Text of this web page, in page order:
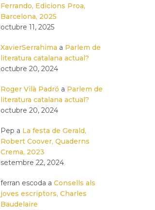
Ferrando, Edicions Proa,
Barcelona, 2025
octubre 11, 2025
XavierSerrahima a Parlem de
literatura catalana actual?
octubre 20, 2024
Roger Vilà Padró a Parlem de
literatura catalana actual?
octubre 20, 2024
Pep a La festa de Gerald,
Robert Coover, Quaderns
Crema, 2023
setembre 22, 2024
ferran escoda a Consells als
joves escriptors, Charles
Baudelaire